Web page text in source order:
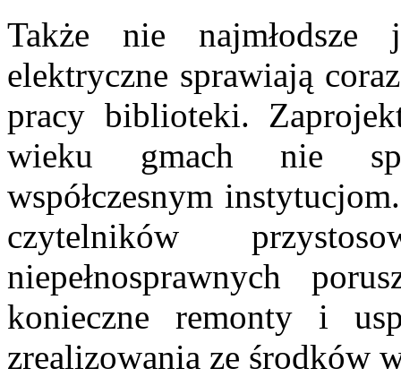
Także nie
elektryczne sprawiają
pracy biblioteki.
wieku gmach nie
współczesnym
czytelników
niepełnosprawnych
konieczne remonty i
zrealizowania ze środków